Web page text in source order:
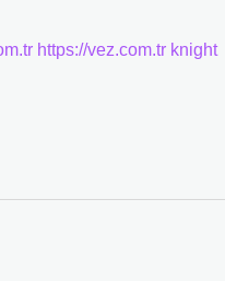
https://vez.com.tr knight